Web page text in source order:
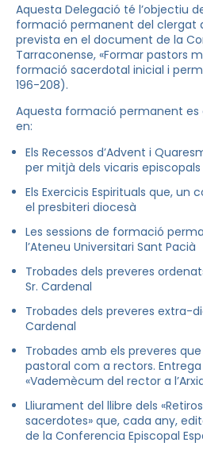
Aquesta Delegació té l’objectiu
formació permanent del clergat
prevista en el document de la
Tarraconense, «Formar pastors
formació sacerdotal inicial i
196-208).
Aquesta formació permanent
en:
Els Recessos d’Advent i
per mitjà dels vicaris
Els Exercicis Espirituals que, un
el presbiteri diocesà
Les sessions de formació
l’Ateneu Universitari Sant Pacià
Trobades dels preveres
Sr. Cardenal
Trobades dels preveres extra-
Cardenal
Trobades amb els preveres
pastoral com a rectors. Entrega
«Vademècum del rector a
Lliurament del llibre dels
sacerdotes» que, cada any,
de la Conferencia Episcopal